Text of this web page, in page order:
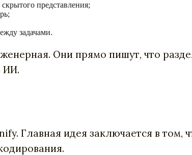
представления;
задачами.
Они прямо пишут, что
ИИ.
Главная идея заключается в